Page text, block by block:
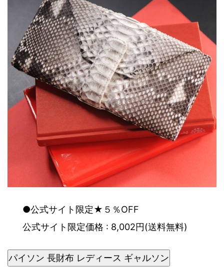
●公式サイト限定★５％OFF
公式サイト限定価格 : 8,002円(送料無料)
パイソン 長財布 レディース ギャルソン